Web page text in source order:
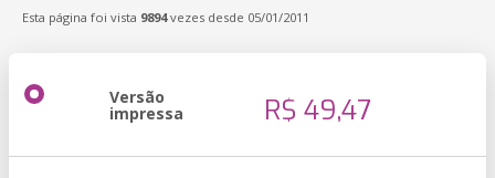
Esta página foi vista 9894vezes desde 05/01/2011
Versão
impressa R$ 49,47